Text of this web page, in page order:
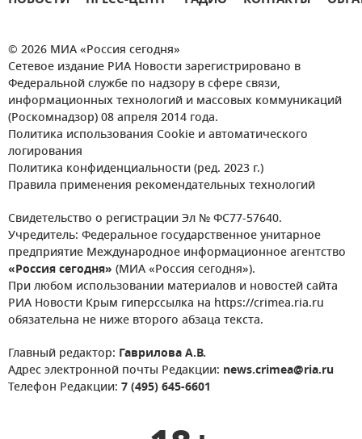
© 2026 МИА «Россия сегодня»
Сетевое издание РИА Новости зарегистрировано в
Федеральной службе по надзору в сфере связи,
информационных технологий и массовых коммуникаций
(Роскомнадзор) 08 апреля 2014 года.
Политика использования Cookie и автоматического
логирования
Политика конфиденциальности (ред. 2023 г.)
Правила применения рекомендательных технологий
Свидетельство о регистрации Эл № ФС77-57640.
Учредитель: Федеральное государственное унитарное
предприятие Международное информационное агентство
«Россия сегодня» (МИА «Россия сегодня»).
При любом использовании материалов и новостей сайта
РИА Новости Крым гиперссылка на https://crimea.ria.ru
обязательна не ниже второго абзаца текста.
Главный редактор: Гаврилова А.В.
Адрес электронной почты Редакции: news.crimea@ria.ru
Телефон Редакции: 7 (495) 645-6601